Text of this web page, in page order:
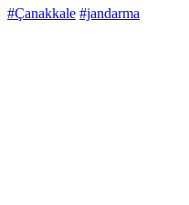
#Çanakkale #jandarma